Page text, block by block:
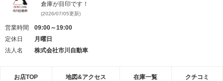
倉庫が目印です！
(2026/07/05更新)
営業時間
09:00～19:00
定休日
月曜日
法人名
株式会社市川自動車
お店TOP 地図&アクセス 在庫一覧 クチコミ